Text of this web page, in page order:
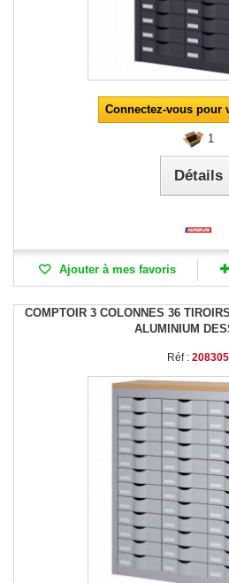
Connectez-vous pour
1
Détails
Ajouter à mes favoris
COMPTOIR 3 COLONNES 36
ALUMINIUM
Réf : 208305